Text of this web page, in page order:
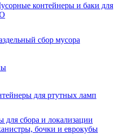
контейнеры и баки для
сбор мусора
для ртутных ламп
для сбора и локализации
бочки и еврокубы